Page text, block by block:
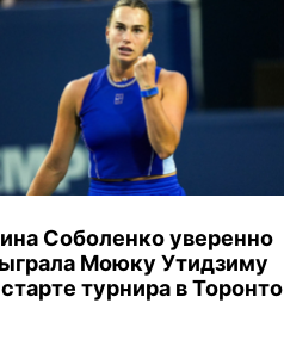
Соболенко уверенно
Моюку Утидзиму
турнира в Торонто